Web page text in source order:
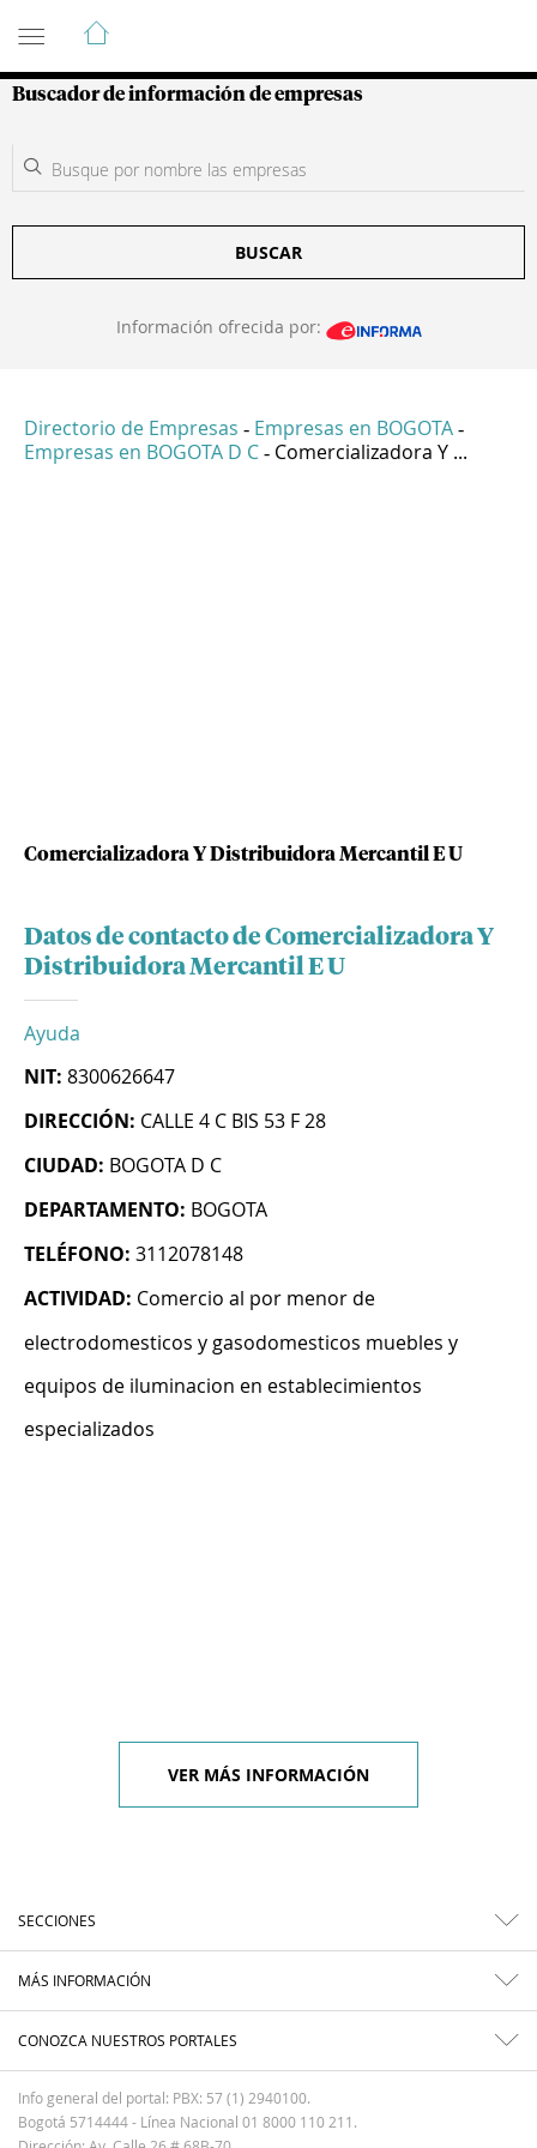
Guía de Empresas Colombianas
Buscador de información de empresas
BUSCAR
Información ofrecida por:
Directorio de Empresas - Empresas en BOGOTA -
Empresas en BOGOTA D C - Comercializadora Y ...
Comercializadora Y Distribuidora Mercantil E U
Datos de contacto de Comercializadora Y
Distribuidora Mercantil E U
Ayuda
NIT: 8300626647
DIRECCIÓN: CALLE 4 C BIS 53 F 28
CIUDAD: BOGOTA D C
DEPARTAMENTO: BOGOTA
TELÉFONO: 3112078148
ACTIVIDAD: Comercio al por menor de
electrodomesticos y gasodomesticos muebles y
equipos de iluminacion en establecimientos
especializados
VER MÁS INFORMACIÓN
SECCIONES
MÁS INFORMACIÓN
CONOZCA NUESTROS PORTALES
Info general del portal: PBX: 57 (1) 2940100.
Bogotá 5714444 - Línea Nacional 01 8000 110 211.